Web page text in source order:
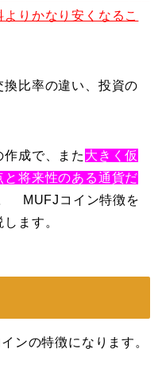
りかなり安くなるこ
換比率の違い、投資の
成で、また 大きく仮
将来性のある通貨だ
MUFJコイン特徴を
ます。
ンの特徴になります。